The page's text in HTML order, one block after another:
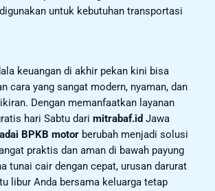
untuk kebutuhan transportasi
keuangan di akhir pekan kini bisa
cara yang sangat modern, nyaman, dan
Dengan memanfaatkan layanan
hari Sabtu dari mitrabaf.id Jawa
BPKB motor berubah menjadi solusi
praktis dan aman di bawah payung
tunai cair dengan cepat, urusan darurat
libur Anda bersama keluarga tetap